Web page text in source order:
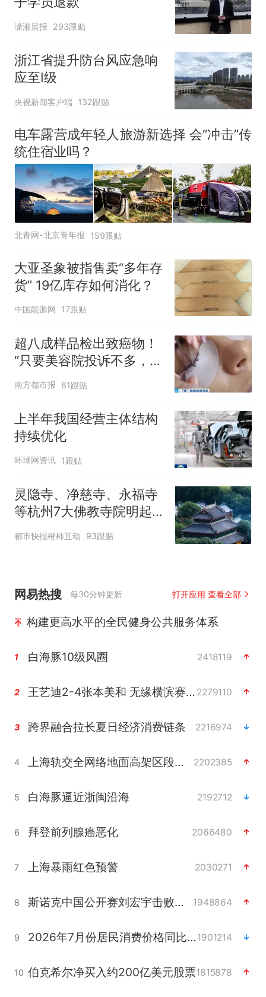
潇湘晨报 293跟贴
浙江省提升防台风应急响
应至Ⅰ级
央视新闻客户端 132跟贴
电车露营成年轻人旅游新选择 会“冲击”传
统住宿业吗？
北青网-北京青年报 159跟贴
大亚圣象被指售卖“多年存
货” 19亿库存如何消化？
中国能源网 17跟贴
超八成样品检出致癌物！
“只要美容院投诉不多，店
家就不会更换产品”
南方都市报 61跟贴
上半年我国经营主体结构
持续优化
环球网资讯 1跟贴
灵隐寺、净慈寺、永福寺
等杭州7大佛教寺院明起
临时关闭，别跑空了
都市快报橙柿互动 93跟贴
网易热搜 每30分钟更新 打开应用 查看全部
构建更高水平的全民健身公共服务体系
1 白海豚10级风圈 2418119
2 王艺迪2-4张本美和 无缘横滨赛决赛 2279110
3 跨界融合拉长夏日经济消费链条 2216974
4 上海轨交全网络地面高架区段限速运行 2202385
5 白海豚逼近浙闽沿海 2192712
6 拜登前列腺癌恶化 2066480
7 上海暴雨红色预警 2030271
8 斯诺克中国公开赛刘宏宇击败霍金斯 1948864
9 2026年7月份居民消费价格同比上涨0.5%1901214
10 伯克希尔净买入约200亿美元股票1815878